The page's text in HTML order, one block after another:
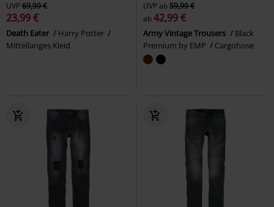
UVP69,99 €
23,99 €
Death Eater
Harry Potter
Mittellanges Kleid
UVPab59,99 €
ab42,99 €
Army Vintage Trousers
Black
Premium by EMP
Cargohose